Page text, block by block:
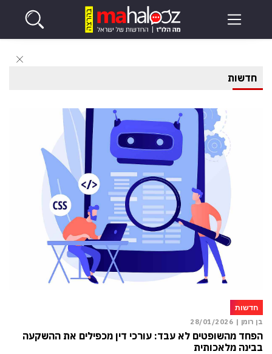
חדשות
חדשות
בן רומן | 28/01/2026
הפחד מהשופטים לא עבד: עורכי דין מכפילים את ההשקעה
בבינה מלאכותית